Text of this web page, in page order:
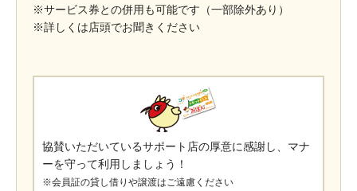
※サービス券との併用も可能です（一部除外あり）
※詳しくは店頭でお聞きください
協賛いただいているサポート店の厚意に感謝し、マナ
ーを守って利用しましょう！
※会員証の貸し借りや譲渡はご遠慮ください